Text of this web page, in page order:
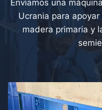
Enviamos una
Ucrania para
madera primaria y